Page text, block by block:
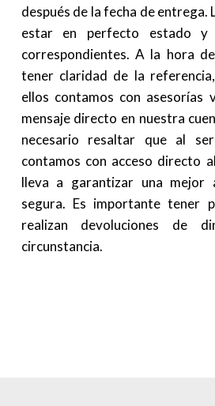
después de la fecha de entrega.
estar en perfecto estado y
correspondientes. A la hora
tener claridad de la
ellos contamos con asesorías
mensaje directo en nuestra
necesario resaltar que al
contamos con acceso directo
lleva a garantizar una mejor
segura. Es importante tener
realizan devoluciones de
circunstancia.